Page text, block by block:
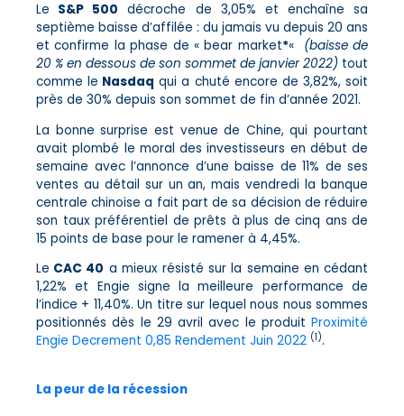
Le S&P 500 décroche de 3,05% et enchaîne sa
septième baisse d’affilée : du jamais vu depuis 20 ans
et confirme la phase de « bear market*«
(baisse de
20 % en dessous de son sommet de janvier 2022) tout
comme le Nasdaq qui a chuté encore de 3,82%, soit
près de 30% depuis son sommet de fin d’année 2021.
La bonne surprise est venue de Chine, qui pourtant
avait plombé le moral des investisseurs en début de
semaine avec l’annonce d’une baisse de 11% de ses
ventes au détail sur un an, mais vendredi la banque
centrale chinoise a fait part de sa décision de réduire
son taux préférentiel de prêts à plus de cinq ans de
15 points de base pour le ramener à 4,45%.
Le CAC 40 a mieux résisté sur la semaine en cédant
1,22% et Engie signe la meilleure performance de
l’indice + 11,40%. Un titre sur lequel nous nous sommes
positionnés dès le 29 avril avec le produit Proximité
Engie Decrement 0,85 Rendement Juin 2022 (1).
La peur de la récession